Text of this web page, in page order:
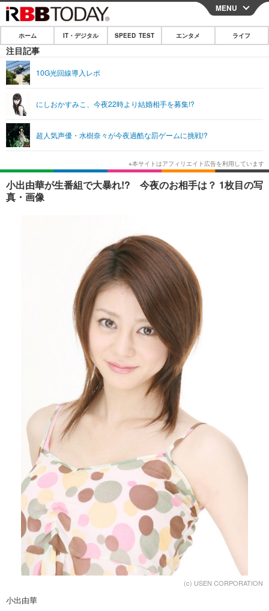
CLOSE
ホーム
IT・デジタル
ショッピング その他
エンタメ
エンタメTOP 映画・ドラマ
韓国・芸能
音楽 スポーツ
ライフ
ライフTOP グルメ
ペット ショッピング
リリース一覧
プッシュ通知の停止方法
MENU
ホーム IT・デジタル SPEED TEST エンタメ ライフ
注目記事
10G光回線導入レポ
にしおかすみこ、今夜22時より結婚相手を募集!?
超人気声優・水樹奈々が今夜過酷な罰ゲームに挑戦!?
小出由華が生番組で大暴れ!? 今夜のお相手は？ 1枚目の写
真・画像
(c) USEN CORPORATION
小出由華